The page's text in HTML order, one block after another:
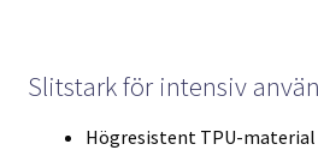
Slitstark för intensiv
Högresistent TPU-